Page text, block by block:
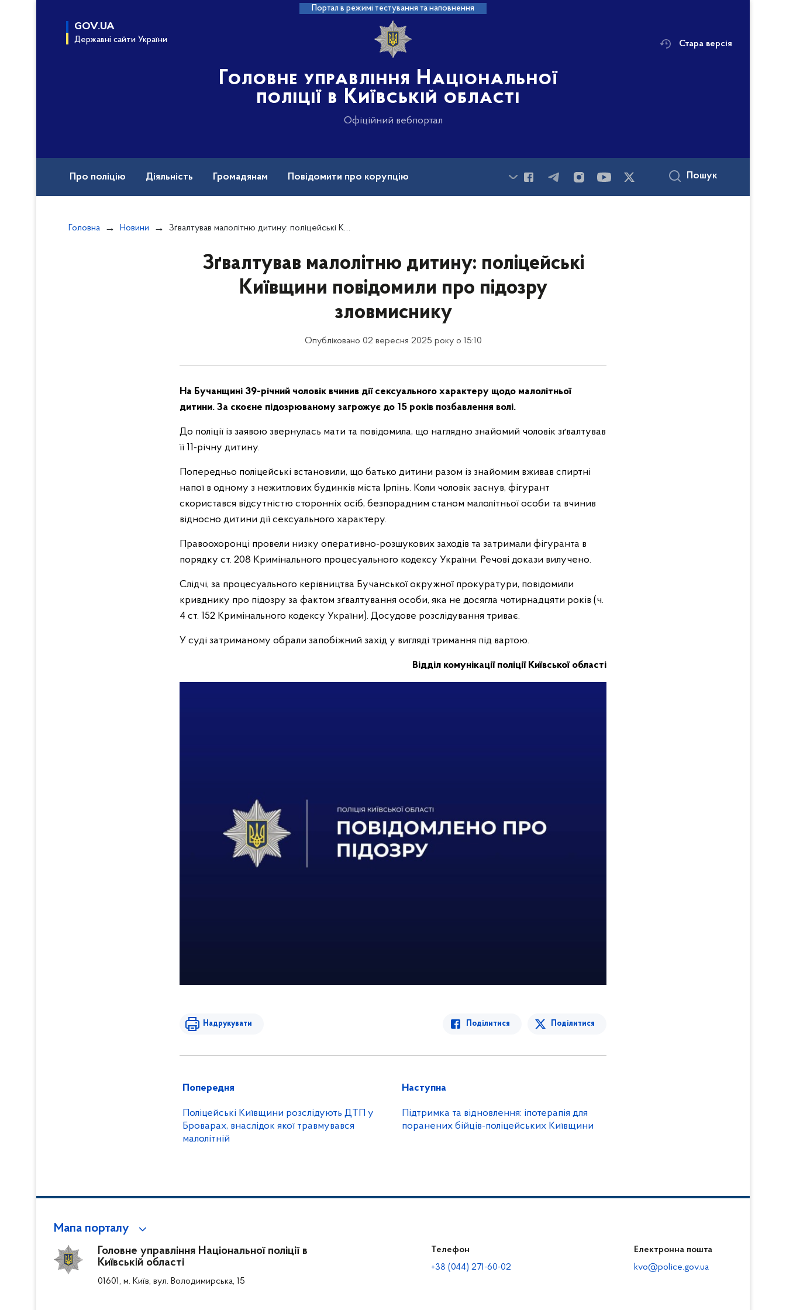
Портал в режимі тестування та наповнення
GOV.UA
Державні сайти України
Головне управління Національної
поліції в Київській області
Офіційний вебпортал
Стара версія
Про поліцію Діяльність Громадянам Повідомити про корупцію Пошук
Головна Новини Зґвалтував малолітню дитину: поліцейські Київщини повідомили про підозру зловмиснику
Зґвалтував малолітню дитину: поліцейські
Київщини повідомили про підозру
зловмиснику
Опубліковано 02 вересня 2025 року о 15:10
На Бучанщині 39-річний чоловік вчинив дії сексуального характеру щодо малолітньої
дитини. За скоєне підозрюваному загрожує до 15 років позбавлення волі.
До поліції із заявою звернулась мати та повідомила, що наглядно знайомий чоловік зґвалтував
її 11-річну дитину.
Попередньо поліцейські встановили, що батько дитини разом із знайомим вживав спиртні
напої в одному з нежитлових будинків міста Ірпінь. Коли чоловік заснув, фігурант
скористався відсутністю сторонніх осіб, безпорадним станом малолітньої особи та вчинив
відносно дитини дії сексуального характеру.
Правоохоронці провели низку оперативно-розшукових заходів та затримали фігуранта в
порядку ст. 208 Кримінального процесуального кодексу України. Речові докази вилучено.
Слідчі, за процесуального керівництва Бучанської окружної прокуратури, повідомили
кривднику про підозру за фактом зґвалтування особи, яка не досягла чотирнадцяти років (ч.
4 ст. 152 Кримінального кодексу України). Досудове розслідування триває.
У суді затриманому обрали запобіжний захід у вигляді тримання під вартою.
Відділ комунікації поліції Київської області
Надрукувати Поділитися Поділитися
Попередня
Поліцейські Київщини розслідують ДТП у
Броварах, внаслідок якої травмувався
малолітній
Наступна
Підтримка та відновлення: іпотерапія для
поранених бійців-поліцейських Київщини
Мапа порталу
Головне управління Національної поліції в
Київській області
01601, м. Київ, вул. Володимирська, 15
Телефон
+38 (044) 271-60-02
Електронна пошта
kvo@police.gov.ua